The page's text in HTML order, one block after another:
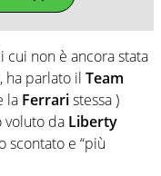
non è ancora stata
ha parlato il Team
la Ferraristessa )
voluto da Liberty
scontato e “più